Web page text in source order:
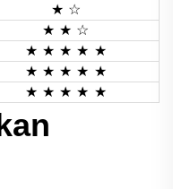
★ ☆
★ ★ ☆
★ ★ ★ ★ ★
★ ★ ★ ★ ★
★ ★ ★ ★ ★